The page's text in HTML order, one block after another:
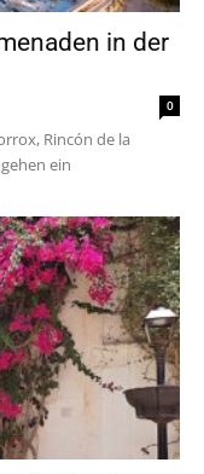
in der
0
Rincón de la
ein